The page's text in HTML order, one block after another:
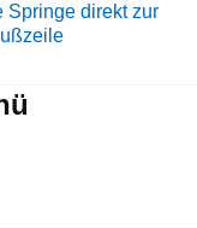
Springe direkt zur